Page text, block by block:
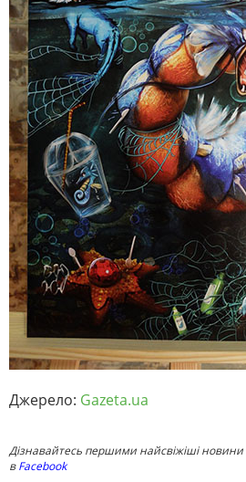
Джерело: Gazeta.ua
Дізнавайтесь першими найсвіжіші новини
вFacebook